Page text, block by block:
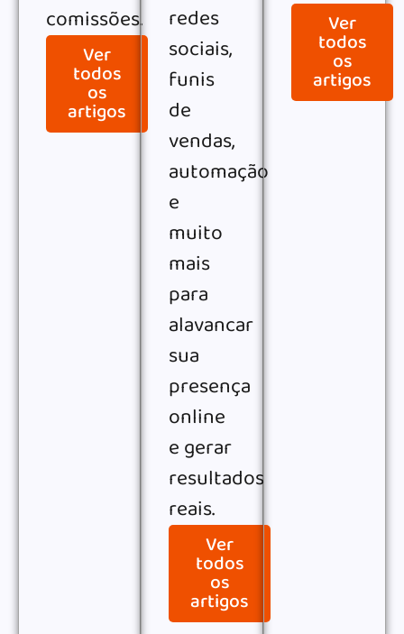
comissões.
Ver
todos
os
artigos
redes
sociais,
funis
de
vendas,
automação
e
muito
mais
para
alavancar
sua
presença
online
e gerar
resultados
reais.
Ver
todos
os
artigos
Ver
todos
os
artigos